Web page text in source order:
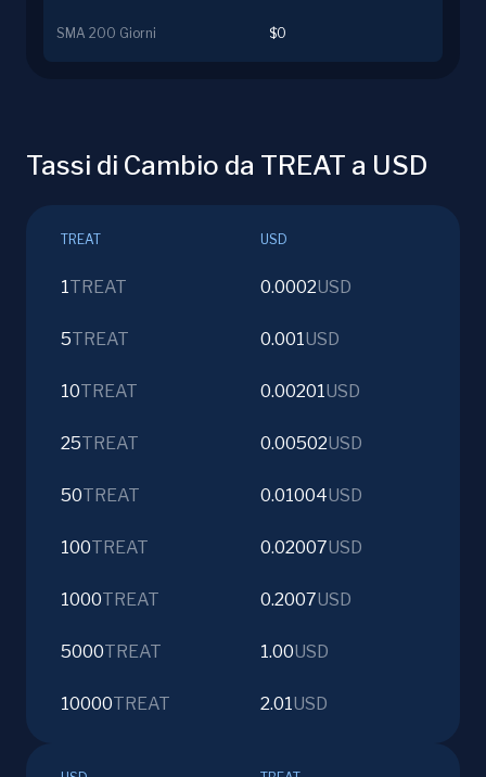
SMA 200 Giorni $0
Tassi di Cambio da TREAT a USD
TREAT USD
1TREAT 0.0002USD
5TREAT 0.001USD
10TREAT 0.00201USD
25TREAT 0.00502USD
50TREAT 0.01004USD
100TREAT 0.02007USD
1000TREAT 0.2007USD
5000TREAT 1.00USD
10000TREAT 2.01USD